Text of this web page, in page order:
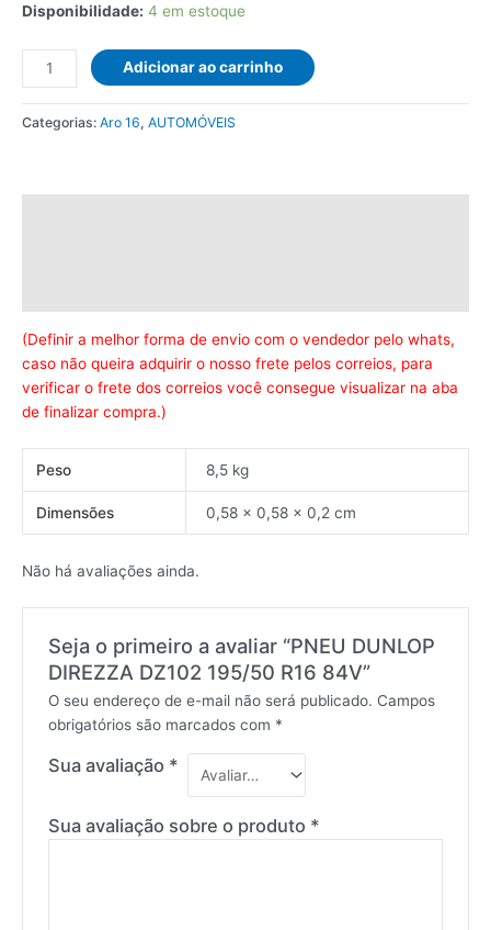
Disponibilidade: 4 em estoque
PNEU
DUNLOP
DIREZZA
DZ102
Adicionar ao carrinho
Categorias: Aro 16, AUTOMÓVEIS
(Definir a melhor forma de envio com o vendedor pelo whats,
caso não queira adquirir o nosso frete pelos correios, para
verificar o frete dos correios você consegue visualizar na aba
de finalizar compra.)
Peso 8,5 kg
Dimensões 0,58 × 0,58 × 0,2 cm
Não há avaliações ainda.
Seja o primeiro a avaliar “PNEU DUNLOP
DIREZZA DZ102 195/50 R16 84V”
O seu endereço de e-mail não será publicado. Campos
obrigatórios são marcados com *
Sua avaliação *
Sua avaliação sobre o produto *